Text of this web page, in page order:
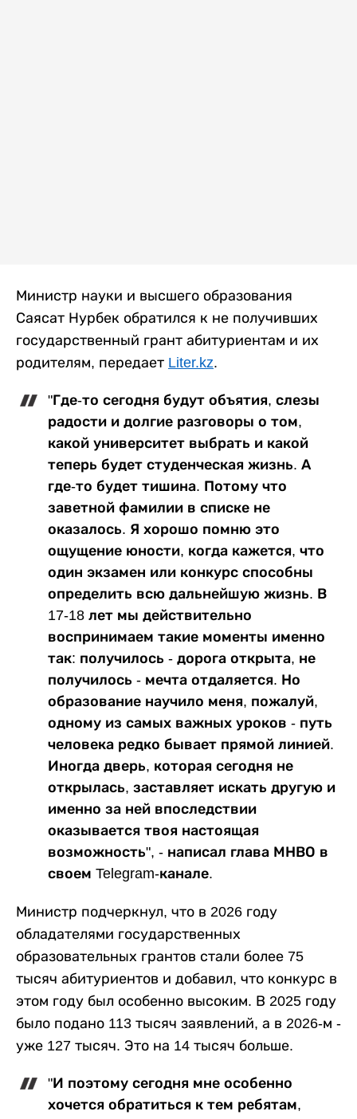
Министр науки и высшего образования
Саясат Нурбек обратился к не получивших
государственный грант абитуриентам и их
родителям, передает Liter.kz.
"Где-то сегодня будут объятия, слезы
радости и долгие разговоры о том,
какой университет выбрать и какой
теперь будет студенческая жизнь. А
где-то будет тишина. Потому что
заветной фамилии в списке не
оказалось. Я хорошо помню это
ощущение юности, когда кажется, что
один экзамен или конкурс способны
определить всю дальнейшую жизнь. В
17-18 лет мы действительно
воспринимаем такие моменты именно
так: получилось - дорога открыта, не
получилось - мечта отдаляется. Но
образование научило меня, пожалуй,
одному из самых важных уроков - путь
человека редко бывает прямой линией.
Иногда дверь, которая сегодня не
открылась, заставляет искать другую и
именно за ней впоследствии
оказывается твоя настоящая
возможность", - написал глава МНВО в
своем Telegram-канале.
Министр подчеркнул, что в 2026 году
обладателями государственных
образовательных грантов стали более 75
тысяч абитуриентов и добавил, что конкурс в
этом году был особенно высоким. В 2025 году
было подано 113 тысяч заявлений, а в 2026-м -
уже 127 тысяч. Это на 14 тысяч больше.
"И поэтому сегодня мне особенно
хочется обратиться к тем ребятам,